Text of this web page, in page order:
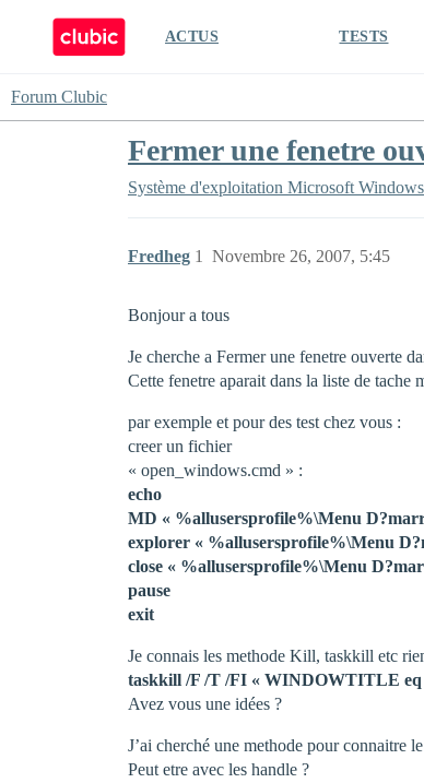
ACTUS TESTS
Forum Clubic
Fermer une fenetre
Système d'exploitation Microsoft Windows
Fredheg Novembre 26, 2007, 5:45
1
Bonjour a tous
Je cherche a Fermer une fenetre ouverte
Cette fenetre aparait dans la liste de tache
par exemple et pour des test chez vous :
creer un fichier
« open_windows.cmd » :
echo
MD « %allusersprofile%\Menu
explorer « %allusersprofile%\Menu
close « %allusersprofile%\Menu
pause
exit
Je connais les methode Kill, taskkill etc
taskkill /F /T /FI « WINDOWTITLE eq
Avez vous une idées ?
J’ai cherché une methode pour connaitre
Peut etre avec les handle ?